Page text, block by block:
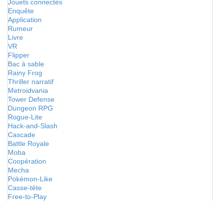
Jouets connectés
Enquête
Application
Rumeur
Livre
VR
Flipper
Bac à sable
Rainy Frog
Thriller narratif
Metroidvania
Tower Defense
Dungeon RPG
Rogue-Lite
Hack-and-Slash
Cascade
Battle Royale
Moba
Coopération
Mecha
Pokémon-Like
Casse-tête
Free-to-Play